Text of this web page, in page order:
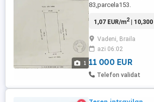
1
83,parcela153.
1,07 EUR/m2| 10,300
Vadeni, Braila
azi 06:02
11 000 EUR
Telefon validat